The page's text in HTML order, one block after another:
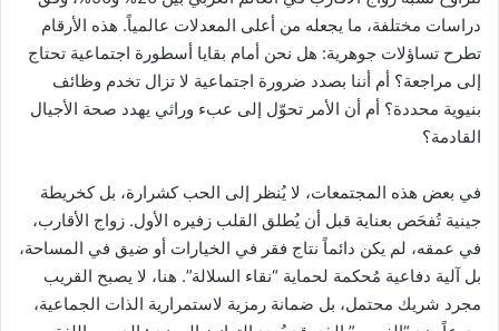
دراسات مختلفة، ما يجعله من أعلى المعدلات عالمياً. هذه الأرقام
تطرح تساؤلات جوهرية: هل نحن أمام بقايا أسطورة اجتماعية تحتاج
إلى مراجعة؟ أم أننا بصدد ضرورة اجتماعية لا تزال تخدم وظائف
بنيوية محددة؟ أم أن الأمر تحوّل إلى عبء وراثي يهدد صحة الأجيال
القادمة؟
في بعض هذه المجتمعات، لا يُنظر إلى الحب كشرارة، بل كخريطة
جينية تُفحَص بعناية قبل أن يُطلق القلب زفيره الأول. زواج الأقارب،
في عمقه، لم يكن دائماً نتاج فقر في الخيارات أو ضيق في المساحة،
بل آلية دفاعية مُحكمة لحماية “نقاء السلالة”. هنا، لا يصبح القريب
مجرد شريك محتمل، بل ضمانة رمزية لاستمرارية الذات الجماعية،